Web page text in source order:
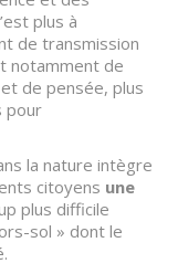
plus à
de transmission
notamment de
de pensée, plus
pour
la nature intègre
citoyens une
plus difficile
sol » dont le